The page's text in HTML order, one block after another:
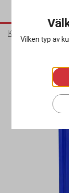
Kök & Servering
Vilken typ av